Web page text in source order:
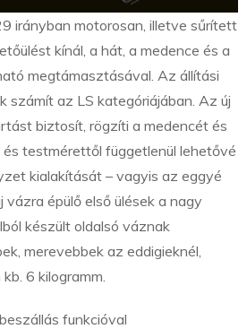
irányban motorosan, illetve sűrített
kínál, a hát, a medence és a
megtámasztásával. Az állítási
számít az LS kategóriájában. Az új
biztosít, rögzíti a medencét és
testmérettől függetlenül lehetővé
kialakítását – vagyis az eggyé
épülő első ülések a nagy
készült oldalsó váznak
merevebbek az eddigieknél,
6 kilogramm.
funkcióval